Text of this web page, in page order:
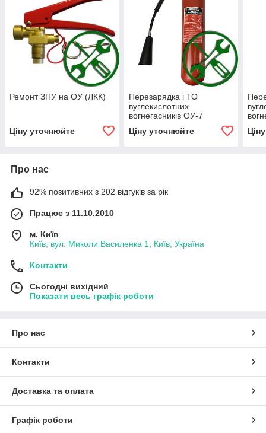
Ремонт ЗПУ на ОУ (ЛКК)
Ціну уточнюйте
Перезарядка і ТО
вуглекислотних
вогнегасників ОУ-7
Ціну уточнюйте
Про нас
92% позитивних з 202 відгуків за рік
Працює з 11.10.2010
м. Київ
Київ, вул. Миколи Василенка 1, Київ, Україна
Контакти
Сьогодні вихідний
Показати весь графік роботи
Про нас
Контакти
Доставка та оплата
Графік роботи